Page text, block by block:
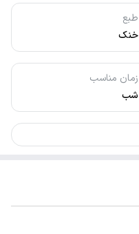
طبع
خنک
زمان مناسب
شب